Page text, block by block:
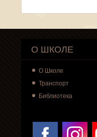
О ШКОЛЕ
О Школе
Транспорт
Библиотека